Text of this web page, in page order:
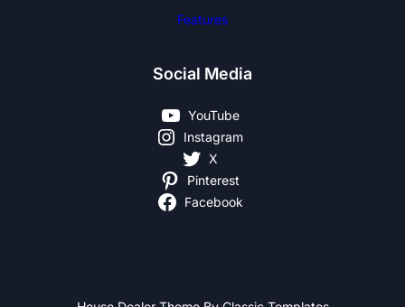
Features
Social Media
YouTube
Instagram
X
Pinterest
Facebook